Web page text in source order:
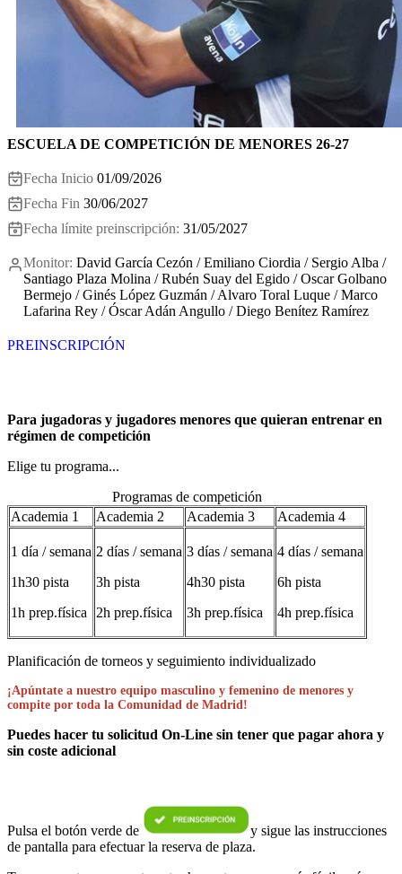
ESCUELA DE COMPETICIÓN DE MENORES 26-27
Fecha Inicio 01/09/2026
Fecha Fin 30/06/2027
Fecha límite preinscripción: 31/05/2027
Monitor: David García Cezón / Emiliano Ciordia / Sergio Alba /
Santiago Plaza Molina / Rubén Suay del Egido / Oscar Golbano
Bermejo / Ginés López Guzmán / Alvaro Toral Luque / Marco
Lafarina Rey / Óscar Adán Angullo / Diego Benítez Ramírez
PREINSCRIPCIÓN
Para jugadoras y jugadores menores que quieran entrenar en
régimen de competición
Elige tu programa...
Programas de competición
Academia 1
Academia 2 Academia 3 Academia 4
1 día / semana
1h30 pista
1h prep.física
2 días / semana
3h pista
2h prep.física
3 días / semana
4h30 pista
3h prep.física
4 días / semana
6h pista
4h prep.física
Planificación de torneos y seguimiento individualizado
¡Apúntate a nuestro equipo masculino y femenino de menores y
compite por toda la Comunidad de Madrid!
Puedes hacer tu solicitud On-Line sin tener que pagar ahora y
sin coste adicional
Pulsa el botón verde de
y sigue las instrucciones
de pantalla para efectuar la reserva de plaza.